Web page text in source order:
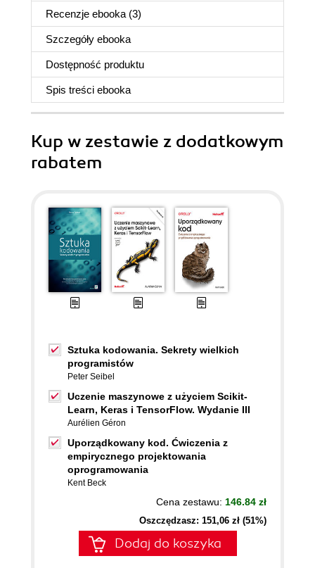
Recenzje ebooka (3)
Szczegóły ebooka
Dostępność produktu
Spis treści ebooka
Kup w zestawie z dodatkowym
rabatem
Sztuka kodowania. Sekrety wielkich
programistów
Peter Seibel
Uczenie maszynowe z użyciem Scikit-
Learn, Keras i TensorFlow. Wydanie III
Aurélien Géron
Uporządkowany kod. Ćwiczenia z
empirycznego projektowania
oprogramowania
Kent Beck
Cena zestawu: 146.84 zł
Oszczędzasz: 151,06 zł (51%)
Dodaj do koszyka